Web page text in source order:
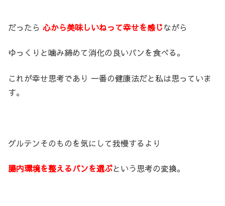
だったら 心から美味しいねって幸せを感じながら
ゆっくりと噛み締めて消化の良いパンを食べる。
これが幸せ思考であり 一番の健康法だと私は思っていま
す。
グルテンそのものを気にして我慢するより
腸内環境を整えるパンを選ぶという思考の変換。